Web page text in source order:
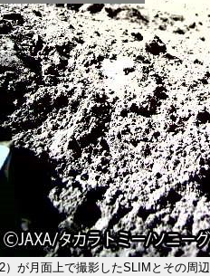
）が月面上で撮影したSLIMとその